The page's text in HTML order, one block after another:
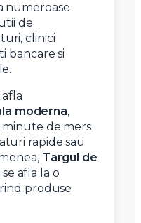
numeroase
de
clinici
bancare si
afla
moderna,
minute de mers
rapide sau
Targul de
se afla la o
produse